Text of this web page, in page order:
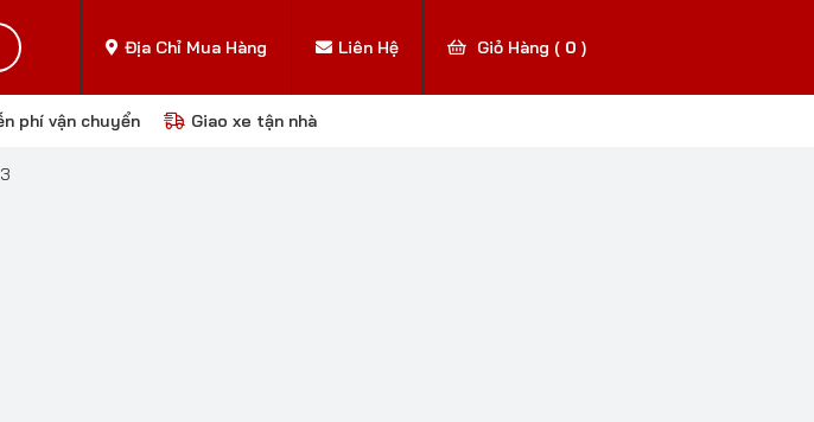
Địa Chỉ Mua Hàng Liên Hệ Giỏ Hàng ( 0 )
phí vận chuyển Giao xe tận nhà